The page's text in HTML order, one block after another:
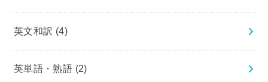
英文和訳 (4)
英単語・熟語 (2)